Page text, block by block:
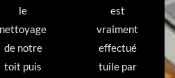
le
nettoyage
de notre
toit puis
est
vraiment
effectué
tuile par